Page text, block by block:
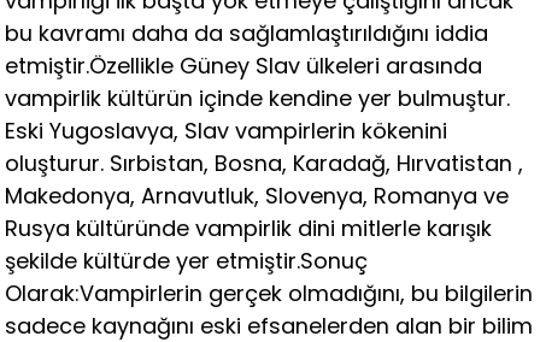
bu kavramı daha da sağlamlaştırıldığını iddia
etmiştir.Özellikle Güney Slav ülkeleri arasında
vampirlik kültürün içinde kendine yer bulmuştur.
Eski Yugoslavya, Slav vampirlerin kökenini
oluşturur. Sırbistan, Bosna, Karadağ, Hırvatistan ,
Makedonya, Arnavutluk, Slovenya, Romanya ve
Rusya kültüründe vampirlik dini mitlerle karışık
şekilde kültürde yer etmiştir.Sonuç
Olarak:Vampirlerin gerçek olmadığını, bu bilgilerin
sadece kaynağını eski efsanelerden alan bir bilim